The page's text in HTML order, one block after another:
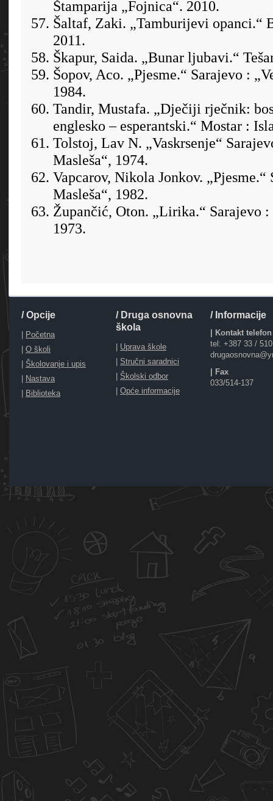
Štamparija „Fojnica“. 2010.
Šaltaf, Zaki. „Tamburijevi opanci.“
2011.
Škapur, Saida. „Bunar ljubavi.“
Šopov, Aco. „Pjesme.“ Sarajevo :
1984.
Tandir, Mustafa. „Dječiji rječnik:
englesko – esperantski.“ Mostar :
Tolstoj, Lav N. „Vaskrsenje“
Masleša“, 1974.
Vapcarov, Nikola Jonkov. „Pjesme.“
Masleša“, 1982.
Župančić, Oton. „Lirika.“ Sarajevo :
1973.
/ Opcije
Početna
O školi
Školovanje i upis
Nastava
Biblioteka
/ Druga osnovna
škola
Uprava škole
Stručni saradnici
Školski odbor
Opće informacije
/ Informacije
| Kontakt telefon
tel: +387 33 /
| Fax
033/514-137